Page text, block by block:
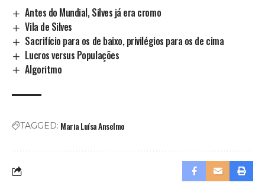
Antes do Mundial, Silves já era cromo
Vila de Silves
Sacrifício para os de baixo, privilégios para os de cima
Lucros versus Populações
Algoritmo
TAGGED: Maria Luísa Anselmo